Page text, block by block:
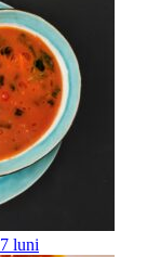
7 luni